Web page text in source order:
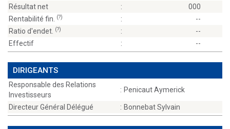
Résultat net
:
000
Rentabilité fin.
(?) :
--
Ratio d'endet. (?) :
--
Effectif
: --
DIRIGEANTS
Responsable des Relations
Investisseurs
: Penicaut Aymerick
Directeur Général Délégué : Bonnebat Sylvain